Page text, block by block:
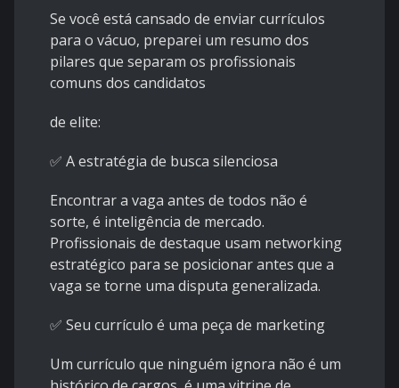
Se você está cansado de enviar currículos
para o vácuo, preparei um resumo dos
pilares que separam os profissionais
comuns dos candidatos
de elite:
✅ A estratégia de busca silenciosa
Encontrar a vaga antes de todos não é
sorte, é inteligência de mercado.
Profissionais de destaque usam networking
estratégico para se posicionar antes que a
vaga se torne uma disputa generalizada.
✅ Seu currículo é uma peça de marketing
Um currículo que ninguém ignora não é um